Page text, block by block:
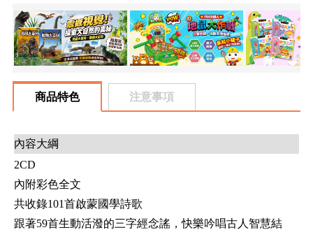
商品特色 注意事項
內容大綱
2CD
內附彩色全文
共收錄101首啟蒙國學詩歌
跟著59首生動活潑的三字經念謠，快樂吟唱古人智慧結